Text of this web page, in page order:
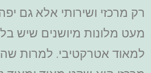
רק מרכזי ושירותי אלא גם
מעט מלונות מיושנים שיש
למאוד אטרקטיבי. למרות